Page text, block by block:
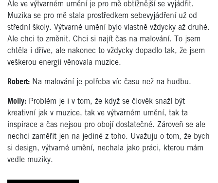
Ale ve výtvarném umění je pro mě obtížnější se vyjádřit.
Muzika se pro mě stala prostředkem sebevyjádření už od
střední školy. Výtvarné umění bylo vlastně vždycky až druhé.
Ale chci to změnit. Chci si najít čas na malování. To jsem
chtěla i dříve, ale nakonec to vždycky dopadlo tak, že jsem
veškerou energii věnovala muzice.
Robert: Na malování je potřeba víc času než na hudbu.
Molly: Problém je i v tom, že když se člověk snaží být
kreativní jak v muzice, tak ve výtvarném umění, tak ta
inspirace a čas nejsou pro obojí dostatečné. Zároveň se ale
nechci zaměřit jen na jediné z toho. Uvažuju o tom, že bych
si design, výtvarné umění, nechala jako práci, kterou mám
vedle muziky.